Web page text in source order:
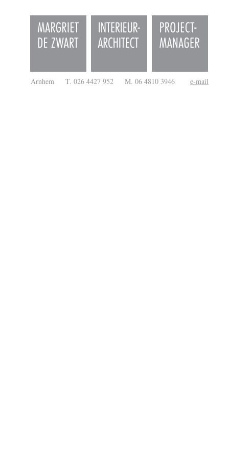
Arnhem T. 026 4427 952 M. 06 4810 3946 e-mail